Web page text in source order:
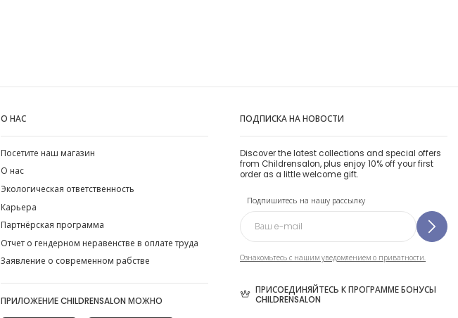
О НАС
Посетите наш магазин
О нас
Экологическая ответственность
Карьера
Партнёрская программа
Отчет о гендерном неравенстве в оплате труда
Заявление о современном рабстве
ПРИЛОЖЕНИЕ CHILDRENSALON МОЖНО
ПОДПИСКА НА НОВОСТИ
Discover the latest collections and special offers
from Childrensalon, plus enjoy 10% off your first
order as a little welcome gift.
Подпишитесь на нашу рассылку
Ознакомьтесь с нашим уведомлением о приватности.
ПРИСОЕДИНЯЙТЕСЬ К ПРОГРАММЕ БОНУСЫ
CHILDRENSALON